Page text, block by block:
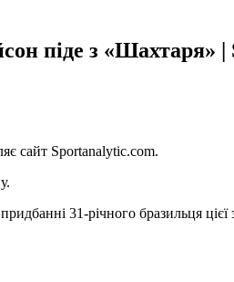
піде з «Шахтаря»
сайт Sportanalytic.com.
31-річного бразильця